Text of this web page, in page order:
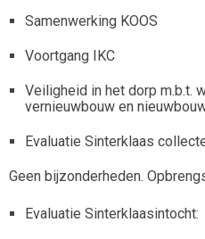
Samenwerking KOOS
Voortgang IKC
Veiligheid in het dorp m.b.t.
vernieuwbouw en
Evaluatie Sinterklaas
Geen bijzonderheden.
Evaluatie Sinterklaasintocht: